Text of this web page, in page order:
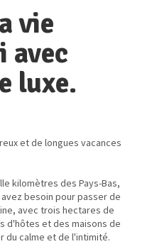
vie
avec
luxe.
et de longues vacances
kilomètres des Pays-Bas,
besoin pour passer de
avec trois hectares de
d'hôtes et des maisons de
du calme et de l'intimité.